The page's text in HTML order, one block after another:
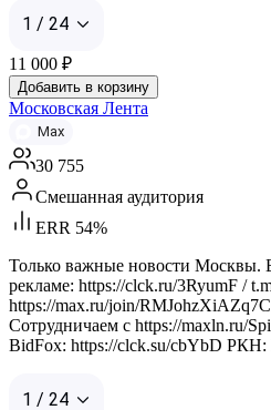
1 / 24
11 000 ₽
Добавить в корзину
Московская Лента
Max
30 755
Смешанная аудитория
ERR 54%
Только важные новости Москвы.
рекламе: https://clck.ru/3RyumF /
https://max.ru/join/
Сотрудничаем с https://maxln.ru/
BidFox: https://clck.su/cbYbD РКН:
1 / 24